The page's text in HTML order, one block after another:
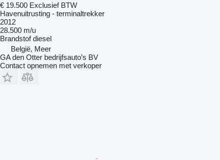
€ 19.500 Exclusief BTW
Havenuitrusting - terminaltrekker
2012
28.500 m/u
Brandstof diesel
België, Meer
GA den Otter bedrijfsauto’s BV
Contact opnemen met verkoper